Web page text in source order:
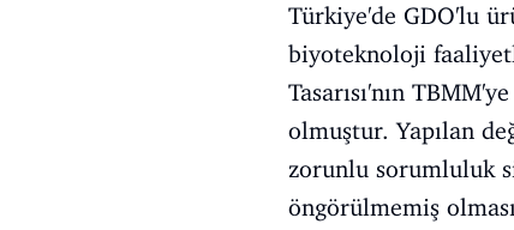
Türkiye'de GDO'lu
biyoteknoloji
Tasarısı'nın
olmuştur. Yapılan
zorunlu sorumluluk
öngörülmemiş